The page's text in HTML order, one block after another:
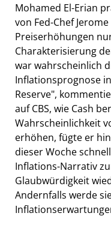
Mohamed El-Erian
von Fed-Chef
Preiserhöhungen
Charakterisierung
war wahrscheinlich
Inflationsprognose
Reserve",
auf CBS, wie Cash
Wahrscheinlichkeit
erhöhen, fügte er
dieser Woche
Inflations-Narrativ
Glaubwürdigkeit
Andernfalls werde